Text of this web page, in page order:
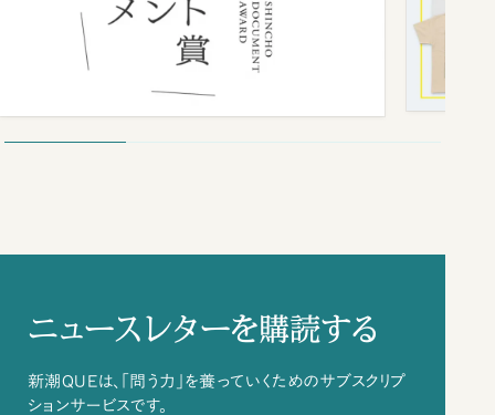
ニュースレターを購読する
新潮QUEは、「問う力」を養っていくためのサブスクリプ
ションサービスです。